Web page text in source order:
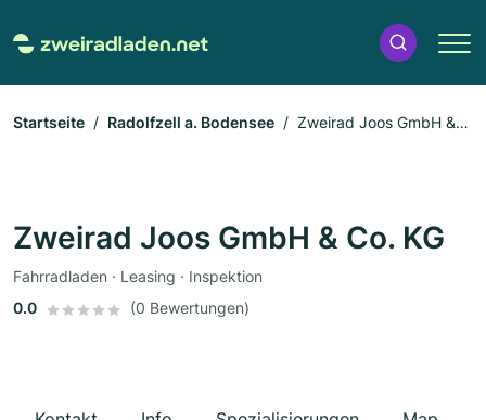
Startseite Radolfzell a. Bodensee
Zweirad Joos GmbH &
Zweirad Joos GmbH & Co. KG
Fahrradladen · Leasing · Inspektion
0.0
(0 Bewertungen)